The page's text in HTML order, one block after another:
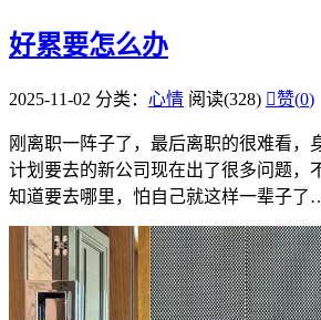
好累要怎么办
2025-11-02 分类： 心情 阅读(328) 赞(0)
刚离职一阵子了，最后离职的很难看，
计划要去的新公司现在出了很多问题，
知道要去哪里，怕自己就这样一辈子了